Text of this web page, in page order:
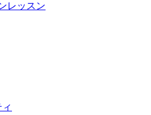
レッスン